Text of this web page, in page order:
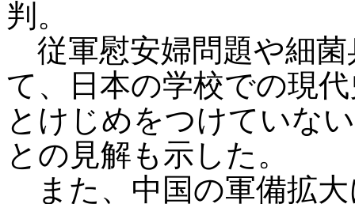
判。
従軍慰安婦問題や細菌
て、日本の学校での現
とけじめをつけていな
との見解も示した。
また、中国の軍備拡